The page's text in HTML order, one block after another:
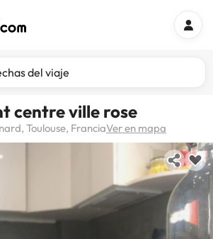
del viaje
centre ville rose
Toulouse, FranciaVer en mapa